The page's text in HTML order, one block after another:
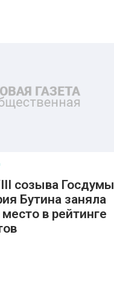
созыва Госдумы
Бутина заняла
в рейтинге